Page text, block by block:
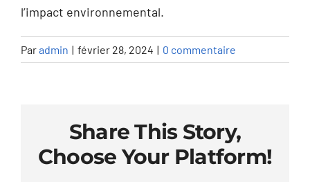
l’impact environnemental.
Paradmin | février 28, 2024 | 0 commentaire
Share This Story,
Choose Your Platform!